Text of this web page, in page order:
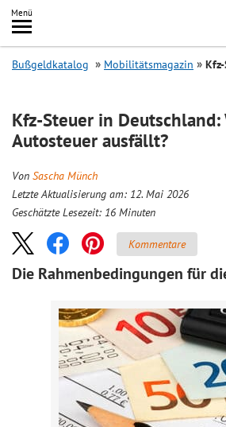
Inhalt
springen
Menü
Bußgeldkatalog Mobilitätsmagazin
Kfz-Steuer in
Autosteuer ausfällt?
Von Sascha Münch
Letzte Aktualisierung am: 12. Mai 2026
Geschätzte Lesezeit: 16 Minuten
Kommentare
Die Rahmenbedingungen für